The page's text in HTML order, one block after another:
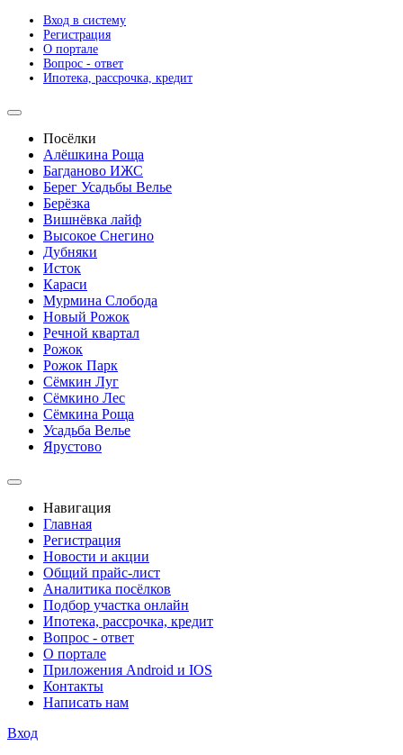
Вход в систему
Регистрация
О портале
Вопрос - ответ
Ипотека, рассрочка, кредит
Посёлки
Алёшкина Роща
Багданово ИЖС
Берег Усадьбы Велье
Берёзка
Вишнёвка лайф
Высокое Снегино
Дубняки
Исток
Караси
Мурмина Слобода
Новый Рожок
Речной квартал
Рожок
Рожок Парк
Сёмкин Луг
Сёмкино Лес
Сёмкина Роща
Усадьба Велье
Ярустово
Навигация
Главная
Регистрация
Новости и акции
Общий прайс-лист
Аналитика посёлков
Подбор участка онлайн
Ипотека, рассрочка, кредит
Вопрос - ответ
О портале
Приложения Android и IOS
Контакты
Написать нам
Вход